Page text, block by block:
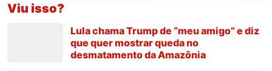
Viu isso?
Lula chama Trump de “meu amigo” e diz
que quer mostrar queda no
desmatamento da Amazônia